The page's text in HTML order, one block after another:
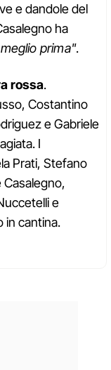
e dandole del
ha
prima".
rossa.
Costantino
e Gabriele
I
Prati, Stefano
e
in cantina.